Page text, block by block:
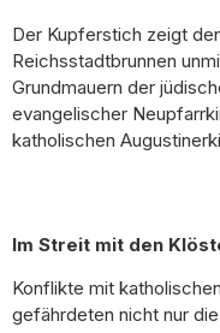
Der Kupferstich zeigt
Reichsstadtbrunnen
Grundmauern der
evangelischer
katholischen
Im Streit mit den
Konflikte mit
gefährdeten nicht nur